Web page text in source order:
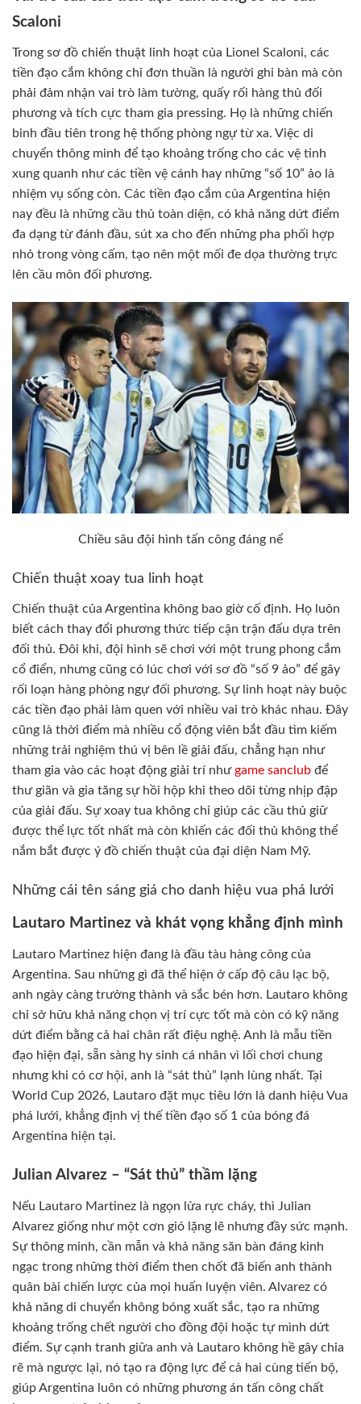
Scaloni
Trong sơ đồ chiến thuật linh hoạt của Lionel Scaloni, các
tiền đạo cắm không chỉ đơn thuần là người ghi bàn mà còn
phải đảm nhận vai trò làm tường, quấy rối hàng thủ đối
phương và tích cực tham gia pressing. Họ là những chiến
binh đầu tiên trong hệ thống phòng ngự từ xa. Việc di
chuyển thông minh để tạo khoảng trống cho các vệ tinh
xung quanh như các tiền vệ cánh hay những “số 10” ảo là
nhiệm vụ sống còn. Các tiền đạo cắm của Argentina hiện
nay đều là những cầu thủ toàn diện, có khả năng dứt điểm
đa dạng từ đánh đầu, sút xa cho đến những pha phối hợp
nhỏ trong vòng cấm, tạo nên một mối đe dọa thường trực
lên cầu môn đối phương.
Chiều sâu đội hình tấn công đáng nể
Chiến thuật xoay tua linh hoạt
Chiến thuật của Argentina không bao giờ cố định. Họ luôn
biết cách thay đổi phương thức tiếp cận trận đấu dựa trên
đối thủ. Đôi khi, đội hình sẽ chơi với một trung phong cắm
cổ điển, nhưng cũng có lúc chơi với sơ đồ “số 9 ảo” để gây
rối loạn hàng phòng ngự đối phương. Sự linh hoạt này buộc
các tiền đạo phải làm quen với nhiều vai trò khác nhau. Đây
cũng là thời điểm mà nhiều cổ động viên bắt đầu tìm kiếm
những trải nghiệm thú vị bên lề giải đấu, chẳng hạn như
tham gia vào các hoạt động giải trí nhưgame sanclub để
thư giãn và gia tăng sự hồi hộp khi theo dõi từng nhịp đập
của giải đấu. Sự xoay tua không chỉ giúp các cầu thủ giữ
được thể lực tốt nhất mà còn khiến các đối thủ không thể
nắm bắt được ý đồ chiến thuật của đại diện Nam Mỹ.
Những cái tên sáng giá cho danh hiệu vua phá lưới
Lautaro Martinez và khát vọng khẳng định mình
Lautaro Martinez hiện đang là đầu tàu hàng công của
Argentina. Sau những gì đã thể hiện ở cấp độ câu lạc bộ,
anh ngày càng trưởng thành và sắc bén hơn. Lautaro không
chỉ sở hữu khả năng chọn vị trí cực tốt mà còn có kỹ năng
dứt điểm bằng cả hai chân rất điệu nghệ. Anh là mẫu tiền
đạo hiện đại, sẵn sàng hy sinh cá nhân vì lối chơi chung
nhưng khi có cơ hội, anh là “sát thủ” lạnh lùng nhất. Tại
World Cup 2026, Lautaro đặt mục tiêu lớn là danh hiệu Vua
phá lưới, khẳng định vị thế tiền đạo số 1 của bóng đá
Argentina hiện tại.
Julian Alvarez – “Sát thủ” thầm lặng
Nếu Lautaro Martinez là ngọn lửa rực cháy, thì Julian
Alvarez giống như một cơn gió lặng lẽ nhưng đầy sức mạnh.
Sự thông minh, cần mẫn và khả năng săn bàn đáng kinh
ngạc trong những thời điểm then chốt đã biến anh thành
quân bài chiến lược của mọi huấn luyện viên. Alvarez có
khả năng di chuyển không bóng xuất sắc, tạo ra những
khoảng trống chết người cho đồng đội hoặc tự mình dứt
điểm. Sự cạnh tranh giữa anh và Lautaro không hề gây chia
rẽ mà ngược lại, nó tạo ra động lực để cả hai cùng tiến bộ,
giúp Argentina luôn có những phương án tấn công chất